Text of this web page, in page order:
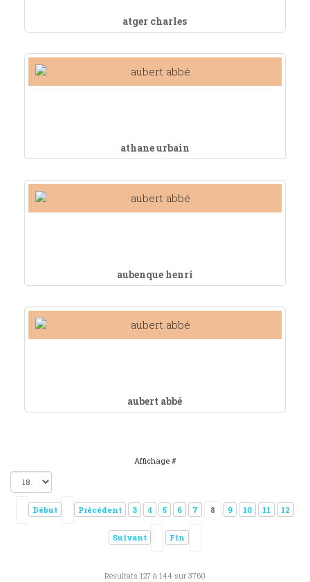
atger charles
athane urbain
aubenque henri
aubert abbé
Affichage #
Début Précédent 3 4 5 6 7 8 9 10 11 12
Suivant Fin
Résultats 127 à 144 sur 3760